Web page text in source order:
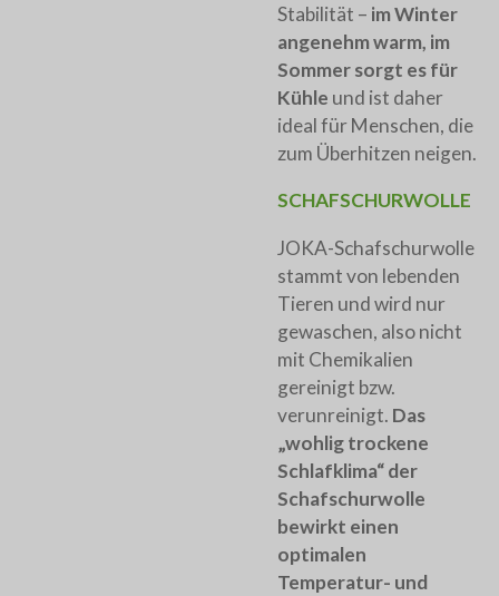
Stabilität – im Winter
angenehm warm, im
Sommer sorgt es für
Kühle und ist daher
ideal für Menschen, die
zum Überhitzen neigen.
SCHAFSCHURWOLLE
JOKA-Schafschurwolle
stammt von lebenden
Tieren und wird nur
gewaschen, also nicht
mit Chemikalien
gereinigt bzw.
verunreinigt. Das
„wohlig trockene
Schlafklima“ der
Schafschurwolle
bewirkt einen
optimalen
Temperatur- und